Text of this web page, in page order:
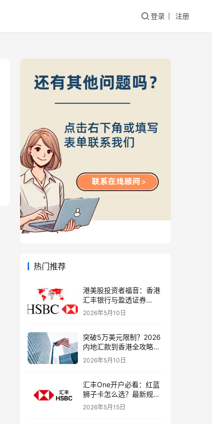
登录 注册
热门推荐
港美股投资者福音：香港
汇丰银行与盈透证券
（IBKR）绑定入金全流
2026年5月10日
突破5万美元限制？2026
内地汇款到香港全攻略：
4种合法路径、手续费对
比与避坑指南
2026年5月10日
汇丰One开户必看：红蓝
狮子卡怎么选？最新规则
+补办攻略+5个避坑指南
2026年5月15日